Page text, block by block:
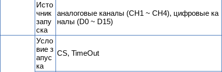
Исто
чник
запу
ска
аналоговые каналы (CH1 ~ CH4), цифровые ка
налы (D0 ~ D15)
Усло
вие з
апус
ка
CS, TimeOut